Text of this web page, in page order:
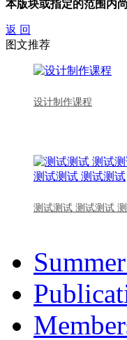
本版块或指定的范围内
返 回
图文推荐
设计制作课程
测试测试 测试测试